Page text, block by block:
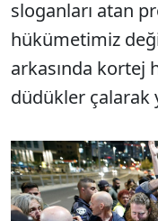
sloganları atan
hükümetimiz
arkasında kortej
düdükler çalarak